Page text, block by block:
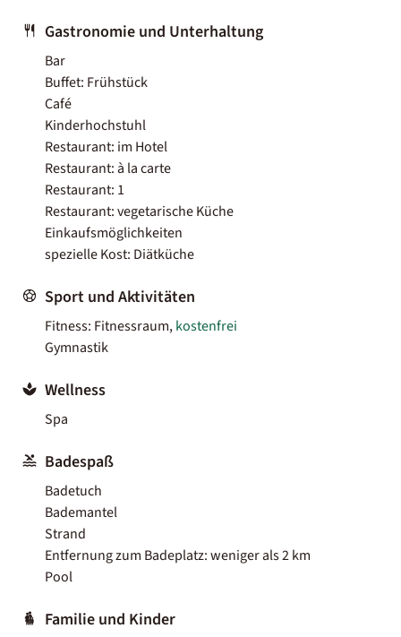
Gastronomie und Unterhaltung
Bar
Buffet: Frühstück
Café
Kinderhochstuhl
Restaurant: im Hotel
Restaurant: à la carte
Restaurant: 1
Restaurant: vegetarische Küche
Einkaufsmöglichkeiten
spezielle Kost: Diätküche
Sport und Aktivitäten
Fitness: Fitnessraum,kostenfrei
Gymnastik
Wellness
Spa
Badespaß
Badetuch
Bademantel
Strand
Entfernung zum Badeplatz: weniger als 2 km
Pool
Familie und Kinder